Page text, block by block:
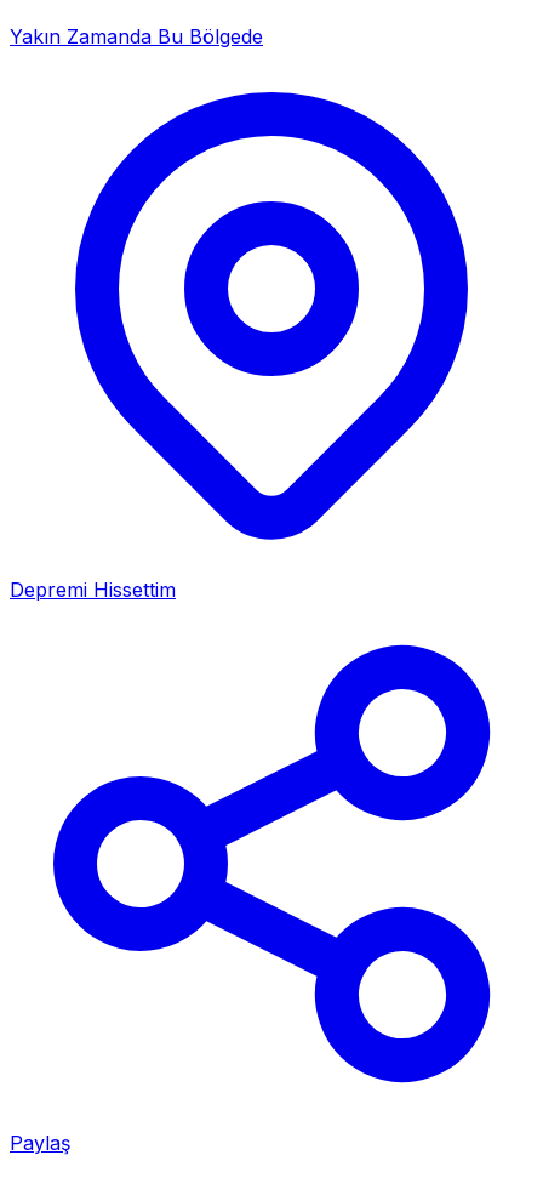
Yakın Zamanda Bu Bölgede
Depremi Hissettim
Paylaş